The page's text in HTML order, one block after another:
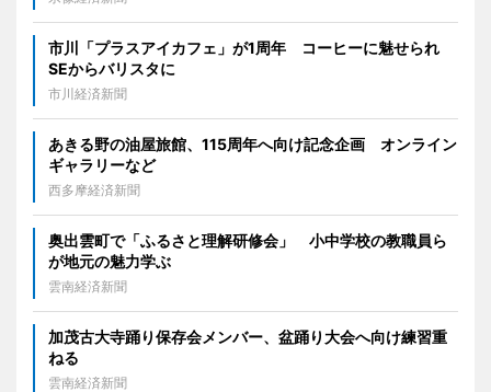
市川「プラスアイカフェ」が1周年 コーヒーに魅せられ
SEからバリスタに
市川経済新聞
あきる野の油屋旅館、115周年へ向け記念企画 オンライン
ギャラリーなど
西多摩経済新聞
奥出雲町で「ふるさと理解研修会」 小中学校の教職員ら
が地元の魅力学ぶ
雲南経済新聞
加茂古大寺踊り保存会メンバー、盆踊り大会へ向け練習重
ねる
雲南経済新聞